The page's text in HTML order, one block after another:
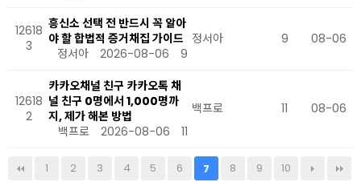
12618
3
흥신소 선택 전 반드시 꼭 알아
야 할 합법적 증거채집 가이드
정서아
2026-08-06 9
정서아 9 08-06
12618
2
카카오채널 친구 카카오톡 채
널 친구 0명에서 1,000명까
지, 제가 해본 방법
백프로
2026-08-06 11
백프로 11 08-06
1 2 3 4 5 6 7 8 9 10